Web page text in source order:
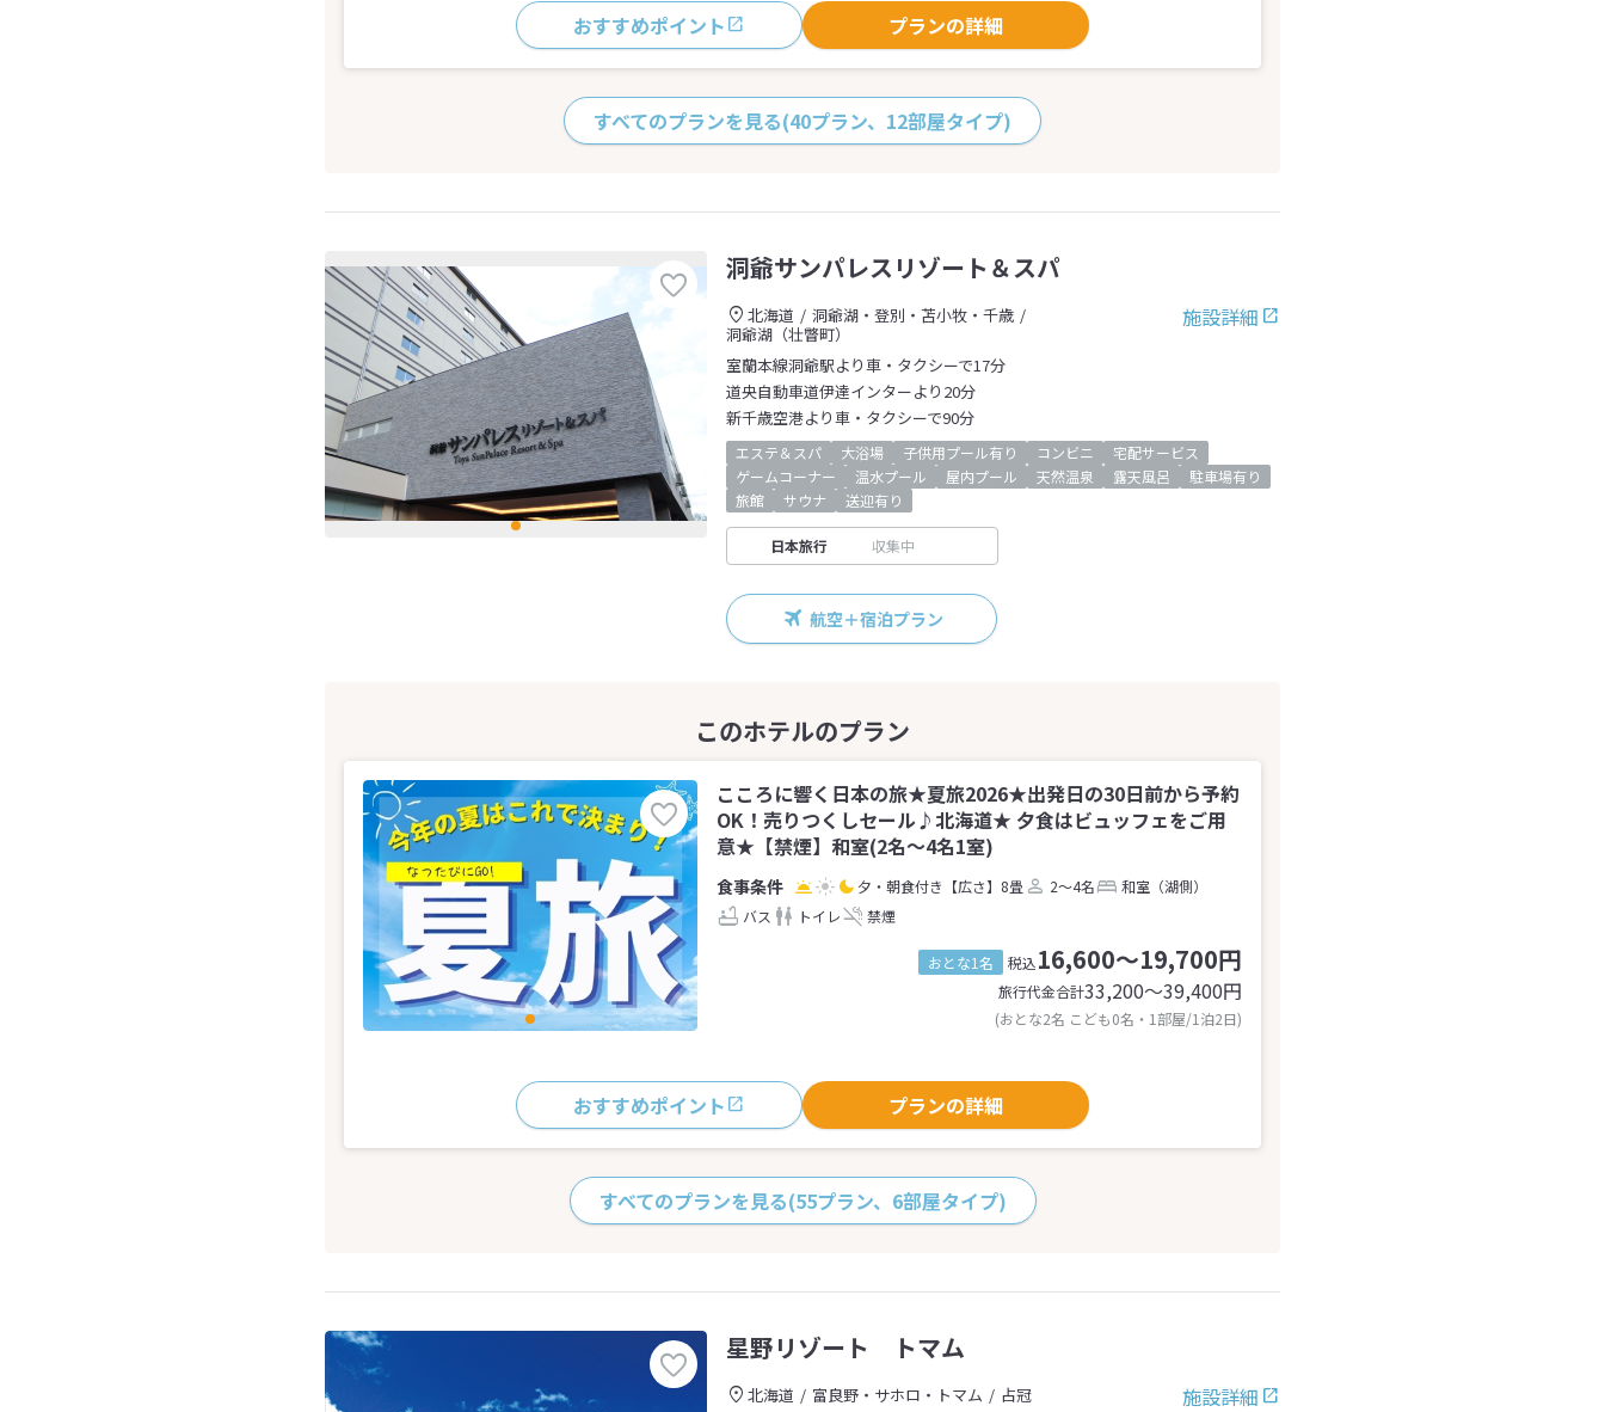
おすすめポイント プランの詳細
すべてのプランを見る(40プラン、12部屋タイプ)
洞爺サンパレスリゾート＆スパ
施設詳細
北海道
洞爺湖・登別・苫小牧・千歳
洞爺湖（壮瞥町）
室蘭本線洞爺駅より車・タクシーで17分
道央自動車道伊達インターより20分
新千歳空港より車・タクシーで90分
エステ＆スパ 大浴場 子供用プール有り コンビニ
宅配サービス
ゲームコーナー
温水プール 屋内プール 天然温泉 露天風呂
駐車場有り
旅館
サウナ 送迎有り
日本旅行 収集中
航空＋宿泊プラン
こころに響く日本の旅★夏旅2026★出発日の30日前から予約
OK！売りつくしセール♪北海道★ 夕食はビュッフェをご用
意★【禁煙】和室(2名～4名1室)
夕・朝食付き 【広さ】8畳 2～4名
和室（湖側）
バス
トイレ 禁煙
おとな1名 税込16,600～19,700円
旅行代金合計33,200〜39,400円
(おとな2名 こども0名・1部屋/1泊2日)
おすすめポイント プランの詳細
すべてのプランを見る(55プラン、6部屋タイプ)
星野リゾート トマム
施設詳細
北海道 富良野・サホロ・トマム
占冠